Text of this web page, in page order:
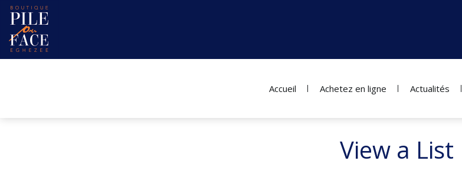
Accueil Achetez en ligne Actualités
View a List